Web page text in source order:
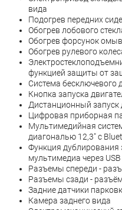
вида
Подогрев передних
Обогрев лобового
Обогрев форсунок
Обогрев рулевого
функцией защиты от
Система бесключевого
Кнопка запуска
Дистанционный запуск
Цифровая приборная
Мультимедийная
диагональю 12,3" с
Функция дублирования
мультимедиa через USB
Разъемы спереди -
Разъемы сзади -
Задние датчики
Камера заднего вида